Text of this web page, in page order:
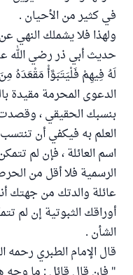
في كثير من الأحيان .
ولهذا فلا يشملك النهي
حديث أبي ذر رضي الله
الدعوى المحرمة مقيدة
بنسبك الحقيقي ،
العلم به فيكفي أن
اسم العائلة ، فإن لم
الرسمية فلا أقل من
عائلة والدتك من جهتك
أوراقك الثبوتية إن لم
الشأن .
قال الإمام الطبري رحمه